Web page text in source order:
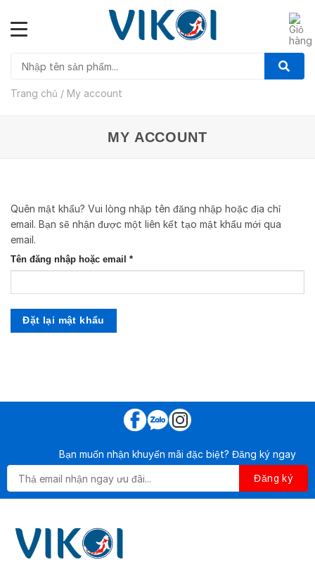
content
Trang chủ / My account
MY ACCOUNT
Quên mật khẩu? Vui lòng nhập tên đăng nhập hoặc địa chỉ
email. Bạn sẽ nhận được một liên kết tạo mật khẩu mới qua
email.
Tên đăng nhập hoặc email *Bắt
buộc
Đặt lại mật khẩu
Bạn muốn nhận khuyến mãi đặc biệt? Đăng ký ngay